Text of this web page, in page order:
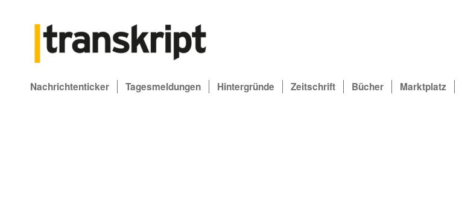
Nachrichtenticker Tagesmeldungen Hintergründe Zeitschrift Bücher Marktplatz